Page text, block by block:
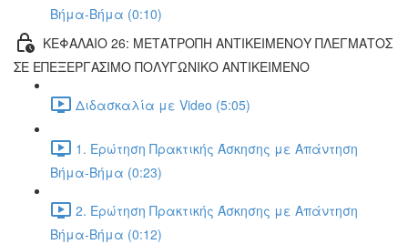
Βήμα-Βήμα (0:10)
ΚΕΦΑΛΑΙΟ 26: ΜΕΤΑΤΡΟΠΗ ΑΝΤΙΚΕΙΜΕΝΟΥ ΠΛΕΓΜΑΤΟΣ
ΣΕ ΕΠΕΞΕΡΓΑΣΙΜΟ ΠΟΛΥΓΩΝΙΚΟ ΑΝΤΙΚΕΙΜΕΝΟ
Διδασκαλία με Video (5:05)
1. Ερώτηση Πρακτικής Άσκησης με Απάντηση
Βήμα-Βήμα (0:23)
2. Ερώτηση Πρακτικής Άσκησης με Απάντηση
Βήμα-Βήμα (0:12)